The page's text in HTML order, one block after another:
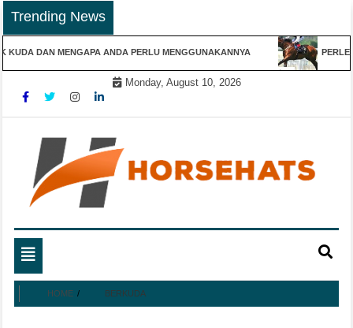
Skip
to
content
Trending News
DAN MENGAPA ANDA PERLU MENGGUNAKANNYA
Monday, August 10, 2026
Horse Hats – Informasi
Perlengkapan Kuda dan
Informasi Tentang Kuda
Toggle navigation
HOME BERKUDA